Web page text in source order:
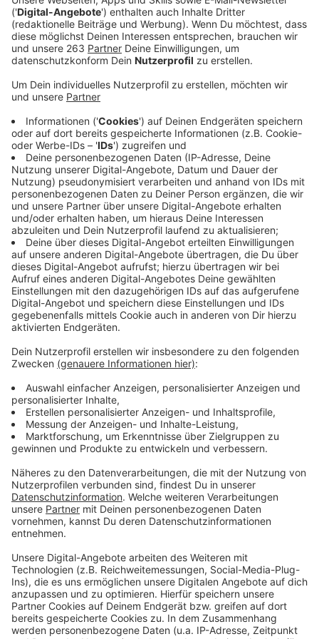
Veröffentlicht:Dienstag, 22.11.2022 16:59
Anzeige
Das Geschäft mit Fanartikeln läuft im Vergleich zu
früheren Fußballweltmeisterschaften eher
schleppend in Siegen-Wittgenstein. Das sagt der
Einzelhandelsverband SüdwestfalengegenüberRadio
Siegen. Gründe seien die Nachwirkungen von Corona,
die Inflation im Zuge des Ukraine-Krieges sowie die
öffentlichen Diskussionen um den umstrittenen WM-
Austragungsort Katar. Da komme einiges zusammen,
so Pressesprecherin Karina Brühmann amRadio
Siegen-Telefon - denn es falle ja nicht nur das
klassische Geschäft mit den Fan-Artikeln weg,
sondern auch das sommerliche Geschäft etwa mit
Grillgut. Statt auf die WM würden sich viele Händler
schon schwerpunktmäßig auf das
Doch das fange das WM-Geschäft nur bedingt auf.
lieber gewesen. Allerdings hofften die Händler noch
darauf, dass das Geschäft mit Fan-Artikeln anziehe -
falls die deutsche Mannschaft über die Vorrunde
hinauskommt.
Vereinzelt läuft es aber nicht überall schlecht mit dem
WM-Geschäft. Jochen Langenbach vomIntersport
Langenbach in Weidenau sagte uns etwa, bei ihm laufe
zumindest das Geschäft mit Trikots besser als
Anzeige